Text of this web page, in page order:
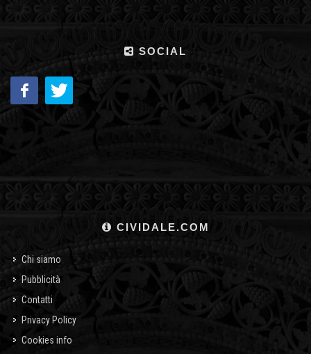
SOCIAL
CIVIDALE.COM
Chi siamo
Pubblicità
Contatti
Privacy Policy
Cookies info